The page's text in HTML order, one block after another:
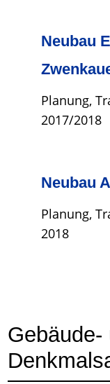
Neubau
Planung,
2017/2018
Neubau
Planung,
2018
Gebäude-